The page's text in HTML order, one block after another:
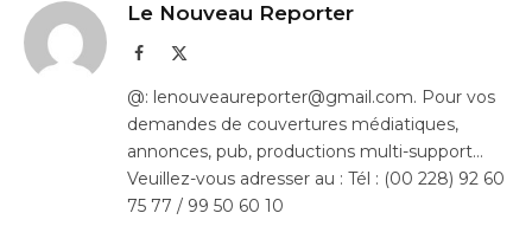
Le Nouveau Reporter
Facebook
@: lenouveaureporter@gmail.com. Pour vos
demandes de couvertures médiatiques,
annonces, pub, productions multi-support…
Veuillez-vous adresser au : Tél : (00 228) 92 60
75 77 / 99 50 60 10